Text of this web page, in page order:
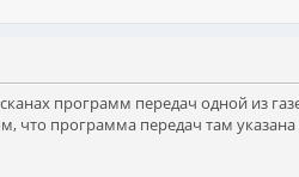
программ передач одной из
что программа передач там